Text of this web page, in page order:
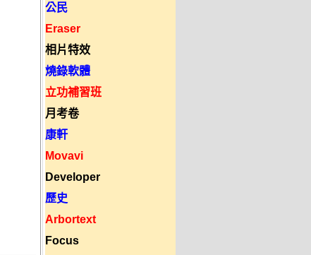
公民
Eraser
相片特效
燒錄軟體
立功補習班
月考卷
康軒
Movavi
Developer
歷史
Arbortext
Focus